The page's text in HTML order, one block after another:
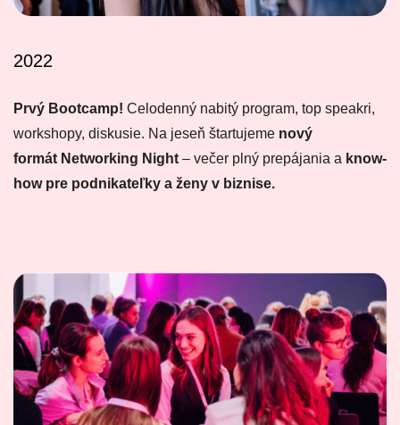
2022
Prvý Bootcamp! Celodenný nabitý program, top speakri,
workshopy, diskusie. Na jeseň štartujeme nový
formát Networking Night – večer plný prepájania a know-
how pre podnikateľky a ženy v biznise.